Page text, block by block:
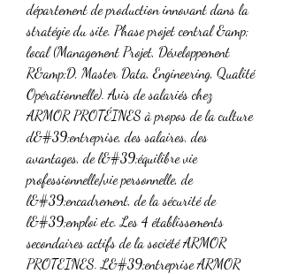
département de production innovant dans la
stratégie du site. Phase projet central &amp;
local (Management Projet, Développement
R&amp;D, Master Data, Engineering, Qualité
Opérationnelle). Avis de salariés chez
ARMOR PROTÉINES à propos de la culture
d&#39;entreprise, des salaires, des
avantages, de l&#39;équilibre vie
professionnelle/vie personnelle, de
l&#39;encadrement, de la sécurité de
l&#39;emploi etc. Les 4 établissements
secondaires actifs de la société ARMOR
PROTEINES. L&#39;entreprise ARMOR